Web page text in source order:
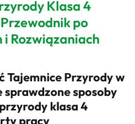
Klasa 4
po
Rozwiązaniach
Tajemnice Przyrody w
sprawdzone sposoby
klasa 4
pracy